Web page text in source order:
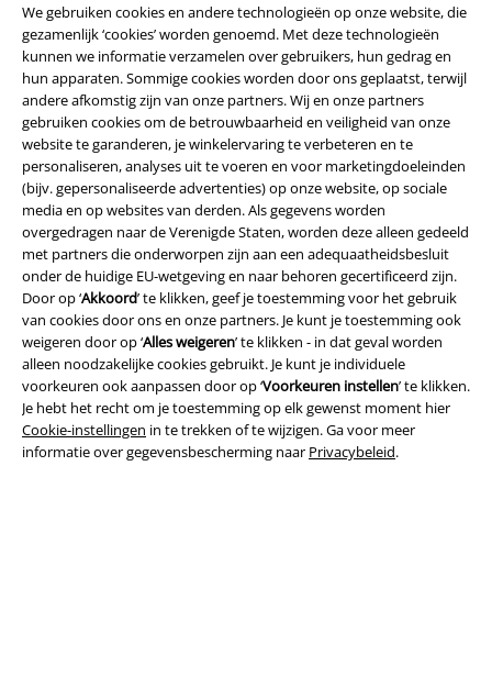
We gebruiken cookies en andere technologieën op onze website, die
gezamenlijk ‘cookies’ worden genoemd. Met deze technologieën
kunnen we informatie verzamelen over gebruikers, hun gedrag en
hun apparaten. Sommige cookies worden door ons geplaatst, terwijl
andere afkomstig zijn van onze partners. Wij en onze partners
gebruiken cookies om de betrouwbaarheid en veiligheid van onze
website te garanderen, je winkelervaring te verbeteren en te
personaliseren, analyses uit te voeren en voor marketingdoeleinden
(bijv. gepersonaliseerde advertenties) op onze website, op sociale
media en op websites van derden. Als gegevens worden
overgedragen naar de Verenigde Staten, worden deze alleen gedeeld
met partners die onderworpen zijn aan een adequaatheidsbesluit
onder de huidige EU-wetgeving en naar behoren gecertificeerd zijn.
Door op ‘Akkoord’ te klikken, geef je toestemming voor het gebruik
van cookies door ons en onze partners. Je kunt je toestemming ook
weigeren door op ‘Alles weigeren’ te klikken - in dat geval worden
alleen noodzakelijke cookies gebruikt. Je kunt je individuele
voorkeuren ook aanpassen door op ‘Voorkeuren instellen’ te klikken.
Je hebt het recht om je toestemming op elk gewenst moment hier
Cookie-instellingen in te trekken of te wijzigen. Ga voor meer
informatie over gegevensbescherming naar Privacybeleid.
Beveiliging
Legal
Algemene Voorwaarden
Bedrijfsgegevens